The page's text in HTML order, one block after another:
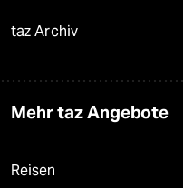
taz Archiv
Mehr taz Angebote
Reisen